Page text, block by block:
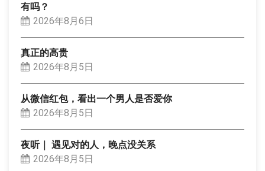
有吗？
2026年8月6日
真正的高贵
2026年8月5日
从微信红包，看出一个男人是否爱你
2026年8月5日
夜听｜ 遇见对的人，晚点没关系
2026年8月5日